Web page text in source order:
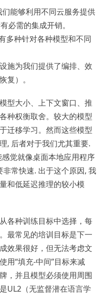
能够利用不同云服务提供
必需的集成开销。
多种针对各种模型和不同
施为我们提供了编排、效
复）。
型大小、上下文窗口、推
种权衡取舍。较大的模型
迁移学习。然而这些模型
, 后者对于我们尤其重要.
觉就像桌面本地应用程序
常快速. 出于这个原因, 我
和低延迟推理的较小模
各种训练目标中选择，每
最常见的培训目标是下一
效果很好，但无法考虑文
用“填充-中间”目标来减
，并且模型必须使用周围
UL2（无监督潜在语言学